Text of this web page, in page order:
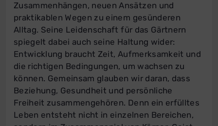
Zusammenhängen, neuen Ansätzen und
praktikablen Wegen zu einem gesünderen
Alltag. Seine Leidenschaft für das Gärtnern
spiegelt dabei auch seine Haltung wider:
Entwicklung braucht Zeit, Aufmerksamkeit und
die richtigen Bedingungen, um wachsen zu
können. Gemeinsam glauben wir daran, dass
Beziehung, Gesundheit und persönliche
Freiheit zusammengehören. Denn ein erfülltes
Leben entsteht nicht in einzelnen Bereichen,